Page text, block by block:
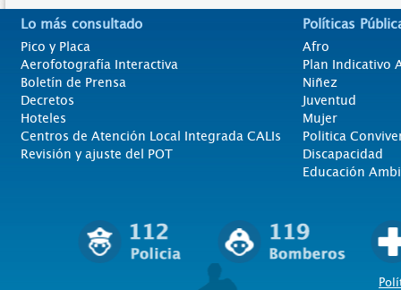
Lo más consultado
Pico y Placa
Aerofotografía Interactiva
Boletín de Prensa
Decretos
Hoteles
Centros de Atención Local Integrada CALIs
Revisión y ajuste del POT
Políticas
Afro
Plan Indicativo
Niñez
Juventud
Mujer
Politica
Discapacidad
Educación